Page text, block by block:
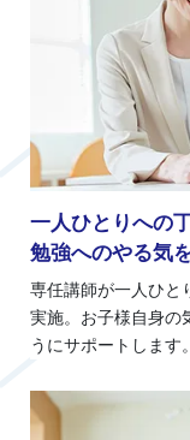
一人ひとりへの
勉強へのやる気
専任講師が一人ひと
実施。お子様自身の
うにサポートします。